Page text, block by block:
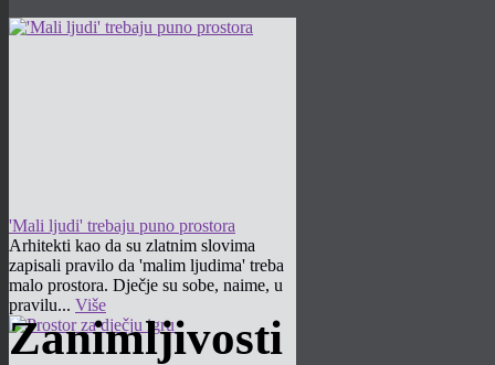
'Mali ljudi' trebaju puno prostora
Arhitekti kao da su zlatnim slovima
zapisali pravilo da 'malim ljudima' treba
malo prostora. Dječje su sobe, naime, u
pravilu... Više
Zanimljivosti